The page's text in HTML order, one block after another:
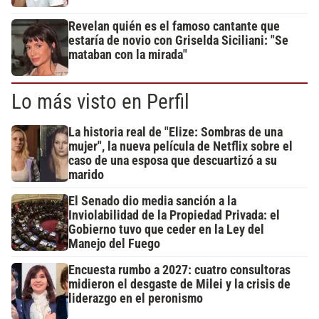
Revelan quién es el famoso cantante que
estaría de novio con Griselda Siciliani: "Se
mataban con la mirada"
Lo más visto en Perfil
La historia real de "Elize: Sombras de una
mujer", la nueva película de Netflix sobre el
caso de una esposa que descuartizó a su
marido
El Senado dio media sanción a la
Inviolabilidad de la Propiedad Privada: el
Gobierno tuvo que ceder en la Ley del
Manejo del Fuego
Encuesta rumbo a 2027: cuatro consultoras
midieron el desgaste de Milei y la crisis de
liderazgo en el peronismo